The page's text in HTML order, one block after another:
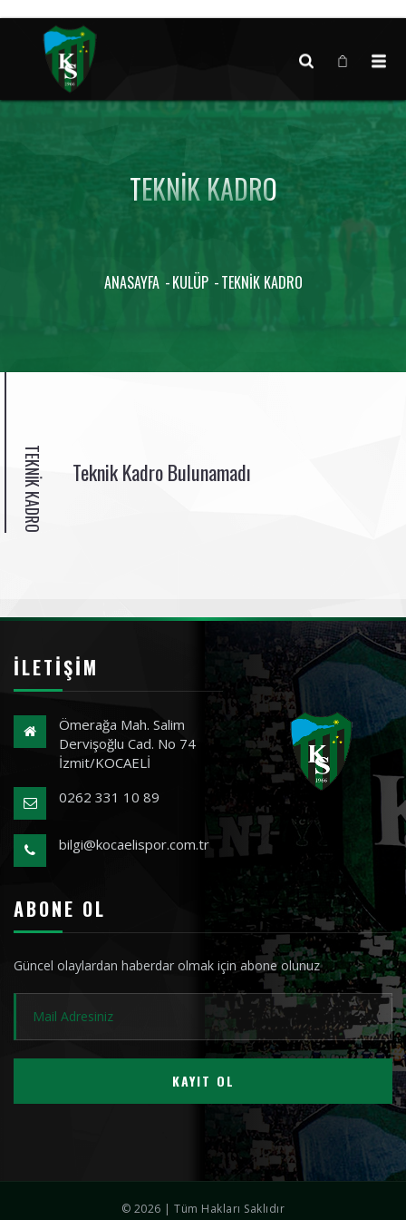
TEKNIK KADRO
ANASAYFA KULÜP TEKNIK KADRO
TEKNIK KADRO Teknik Kadro Bulunamadı
İLETIŞIM
Ömerağa Mah. Salim
Dervişoğlu Cad. No 74
İzmit/KOCAELİ
0262 331 10 89
bilgi@kocaelispor.com.tr
ABONE OL
Güncel olaylardan haberdar olmak için abone olunuz
KAYIT OL
© 2026 | Tüm Hakları Saklıdır